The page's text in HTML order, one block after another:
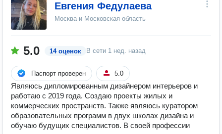
Евгения Федулаева
Москва и Московская область
5.0 14 оценок В сети 1 нед. назад
Паспорт проверен 5.0
Являюсь дипломированным дизайнером интерьеров и
работаю с 2019 года. Создаю проекты жилых и
коммерческих пространств. Также являюсь куратором
образовательных программ в двух школах дизайна и
обучаю будущих специалистов. В своей профессии